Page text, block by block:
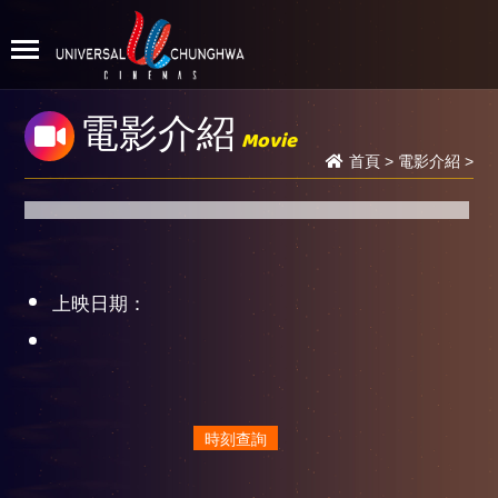
電影介紹 Movie
首頁> 電影介紹 >
上映日期：
時刻查詢